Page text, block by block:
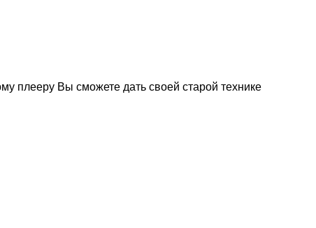
плееру Вы сможете дать своей старой технике